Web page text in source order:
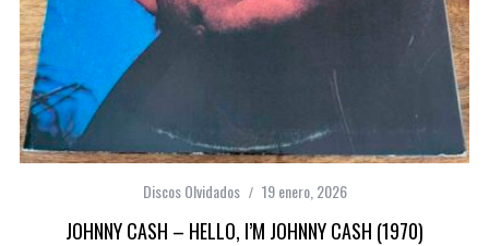
Discos Olvidados 19 enero, 2026
JOHNNY CASH – HELLO, I’M JOHNNY CASH (1970)